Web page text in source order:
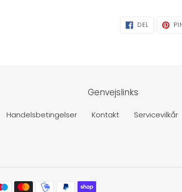
DEL
PÅ
Genvejslinks
Handelsbetingelser Kontakt Servicevilkår